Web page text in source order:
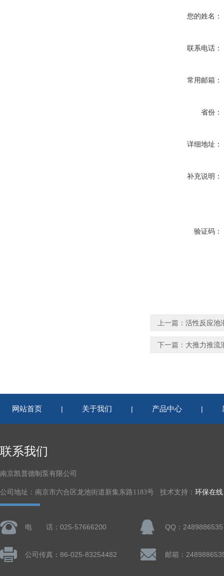
您的姓名：
联系电话：
常用邮箱：
省份：
详细地址：
补充说明：
验证码：
上一篇： 活性反应池
下一篇： 大推力推流
网站首页 | 关于我们 | 产品中心 |
联系我们
南京凯普德制泵有限公司
公司地址：南京市六合区龙池街道新集东路1183号 技术支持： 环保在线
电 话：025-57666200 QQ：2489886535
公司传真：86-025-83254482 邮箱：